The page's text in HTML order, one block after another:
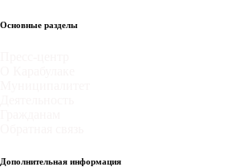
Основные разделы
Дополнительная информация